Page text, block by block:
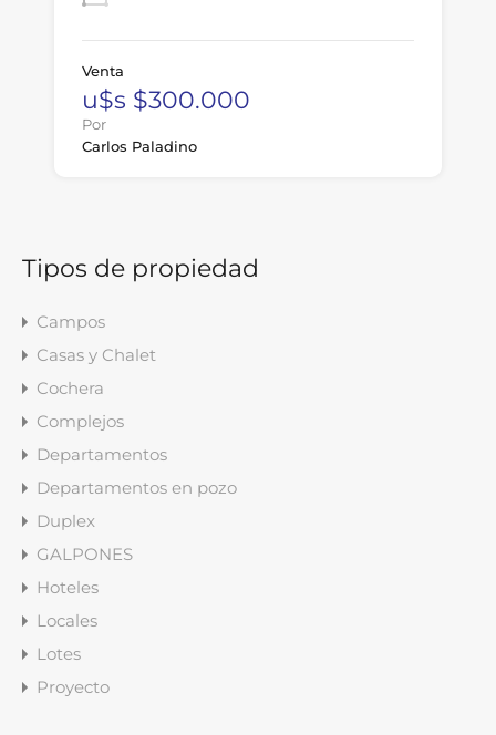
Venta
u$s $300.000
Por
Carlos Paladino
Tipos de propiedad
Campos
Casas y Chalet
Cochera
Complejos
Departamentos
Departamentos en pozo
Duplex
GALPONES
Hoteles
Locales
Lotes
Proyecto